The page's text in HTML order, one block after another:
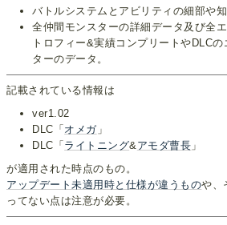
バトルシステムとアビリティの細部や知
全仲間モンスターの詳細データ及び全
トロフィー&実績コンプリートやDLC
ターのデータ。
記載されている情報は
ver1.02
DLC「 オメガ」
DLC「 ライトニング& アモダ曹長 」
が適用された時点のもの。
アップデート未適用時と仕様が違うものや、
ってない点は注意が必要。